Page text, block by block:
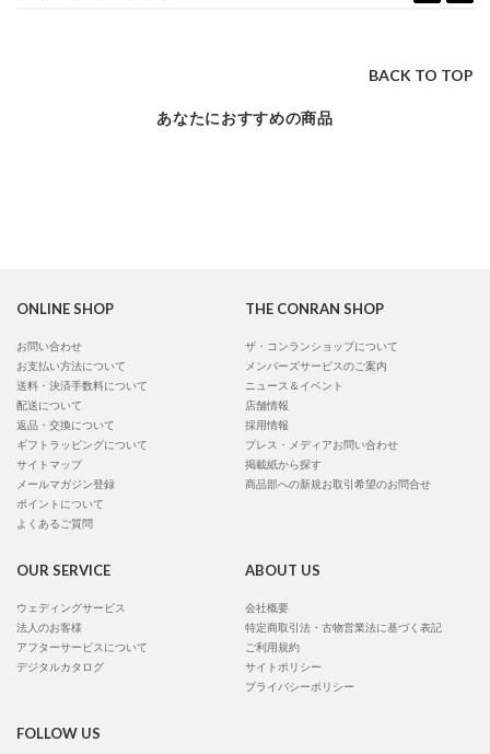
BACK TO TOP
あなたにおすすめの商品
ONLINE SHOP
お問い合わせ
お支払い方法について
送料・決済手数料について
配送について
返品・交換について
ギフトラッピングについて
サイトマップ
メールマガジン登録
ポイントについて
よくあるご質問
THE CONRAN SHOP
ザ・コンランショップについて
メンバーズサービスのご案内
ニュース＆イベント
店舗情報
採用情報
プレス・メディアお問い合わせ
掲載紙から探す
商品部への新規お取引希望のお問合せ
OUR SERVICE
ウェディングサービス
法人のお客様
アフターサービスについて
デジタルカタログ
ABOUT US
会社概要
特定商取引法・古物営業法に基づく表記
ご利用規約
サイトポリシー
プライバシーポリシー
FOLLOW US